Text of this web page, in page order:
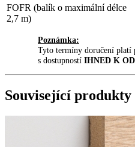
FOFR (balík o maximální délce
2,7 m)
Poznámka:
Tyto termíny doručení platí
s dostupností IHNED K
Související produkty